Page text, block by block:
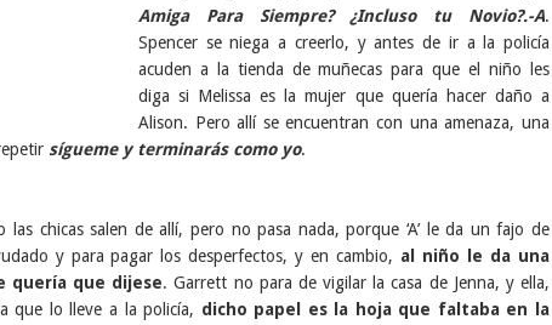
Amiga Para Siempre? ¿Incluso tu Novio?.-A.
Spencer se niega a creerlo, y antes de ir a la policía
acuden a la tienda de muñecas para que el niño les
diga si Melissa es la mujer que quería hacer daño a
Alison. Pero allí se encuentran con una amenaza, una
sígueme y terminarás como yo.
las chicas salen de allí, pero no pasa nada, porque ‘A’ le da un fajo de
y para pagar los desperfectos, y en cambio, al niño le da una
quería que dijese. Garrett no para de vigilar la casa de Jenna, y ella,
que lo lleve a la policía, dicho papel es la hoja que faltaba en la